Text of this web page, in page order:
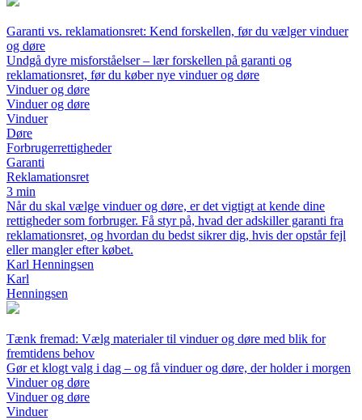
Garanti vs. reklamationsret: Kend forskellen, før du vælger vinduer
og døre
Undgå dyre misforståelser – lær forskellen på garanti og
reklamationsret, før du køber nye vinduer og døre
Vinduer og døre
Vinduer og døre
Vinduer
Døre
Forbrugerrettigheder
Garanti
Reklamationsret
3 min
Når du skal vælge vinduer og døre, er det vigtigt at kende dine
rettigheder som forbruger. Få styr på, hvad der adskiller garanti fra
reklamationsret, og hvordan du bedst sikrer dig, hvis der opstår fejl
eller mangler efter købet.
Karl Henningsen
Karl
Henningsen
Tænk fremad: Vælg materialer til vinduer og døre med blik for
fremtidens behov
Gør et klogt valg i dag – og få vinduer og døre, der holder i morgen
Vinduer og døre
Vinduer og døre
Vinduer